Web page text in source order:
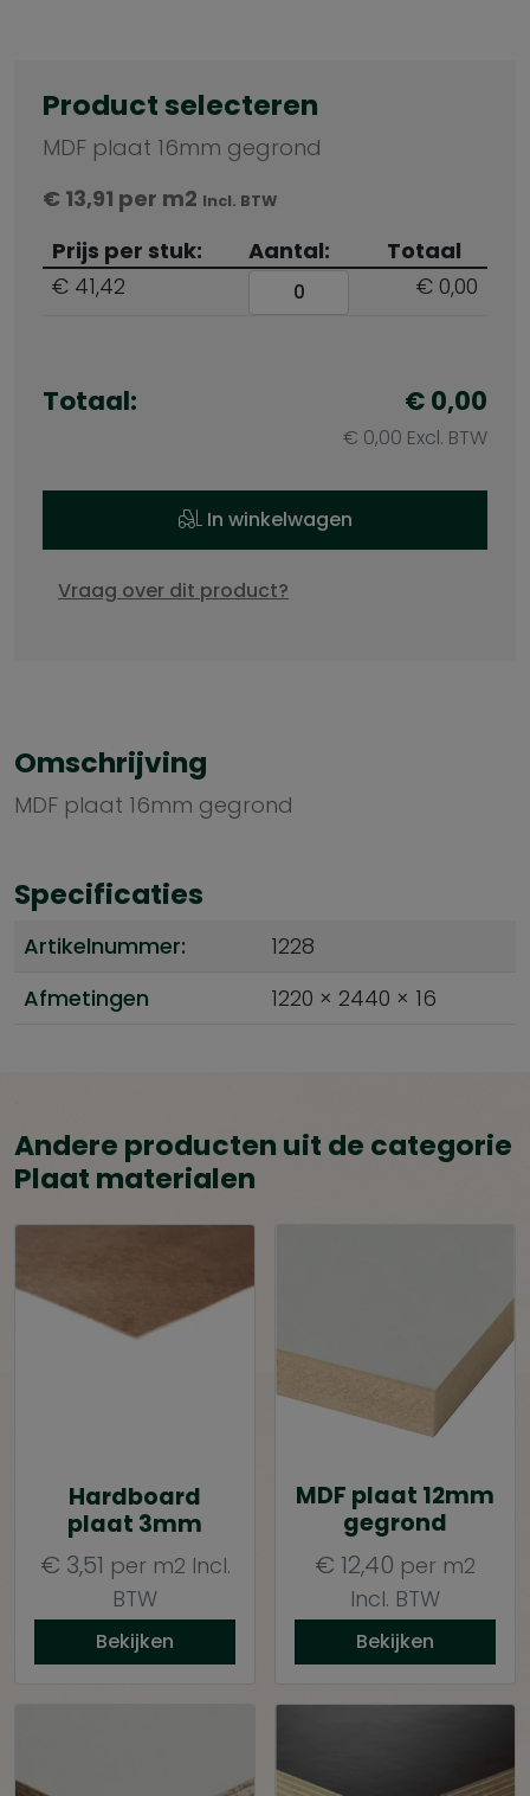
Product selecteren
MDF plaat 16mm gegrond
€ 13,91 per m2 Incl. BTW
Prijs per stuk: Aantal:
Totaal
€ 41,42
€ 0,00
Totaal: €0,00
€ 0,00 Excl. BTW
In winkelwagen
Vraag over dit product?
Omschrijving
MDF plaat 16mm gegrond
Specificaties
Artikelnummer:
1228
Afmetingen
1220 × 2440 × 16
Andere producten uit de categorie
Plaat materialen
Hardboard
plaat 3mm
€ 3,51 per m2 Incl.
BTW
Bekijken
MDF plaat 12mm
gegrond
€ 12,40 per m2
Incl. BTW
Bekijken